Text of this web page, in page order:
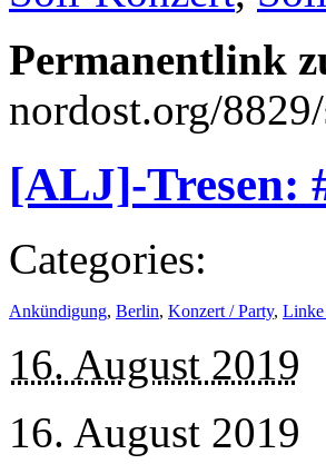
Permanentlink
nordost.org/
[ALJ]-Tresen:
Categories:
Ankündigung, Berlin, Konzert / Party, Linke
16. August 2019
16. August 2019